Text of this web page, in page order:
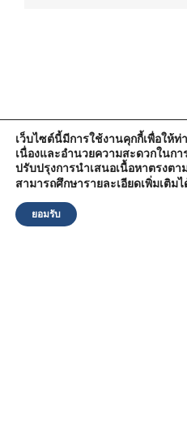
สำนักงานองค์การบ
หมู่ที่ 5 ตำบลวัดตูม อำเภอพระนครศ
เว็บไซต์นี้มีการใช้งานคุกกี้เพื่อให้
เนื่องและอำนวยความสะดวกในกา
ปรับปรุงการนำเสนอเนื้อหาตรงต
สามารถศึกษารายละเอียดเพิ่มเติมไ
ยอมรับ